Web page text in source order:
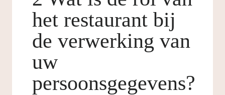
het restaurant bij
de verwerking van
uw
persoonsgegevens?